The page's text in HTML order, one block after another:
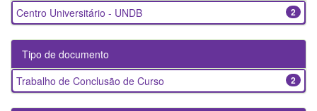
2
Centro Universitário - UNDB
Tipo de documento
2
Trabalho de Conclusão de Curso